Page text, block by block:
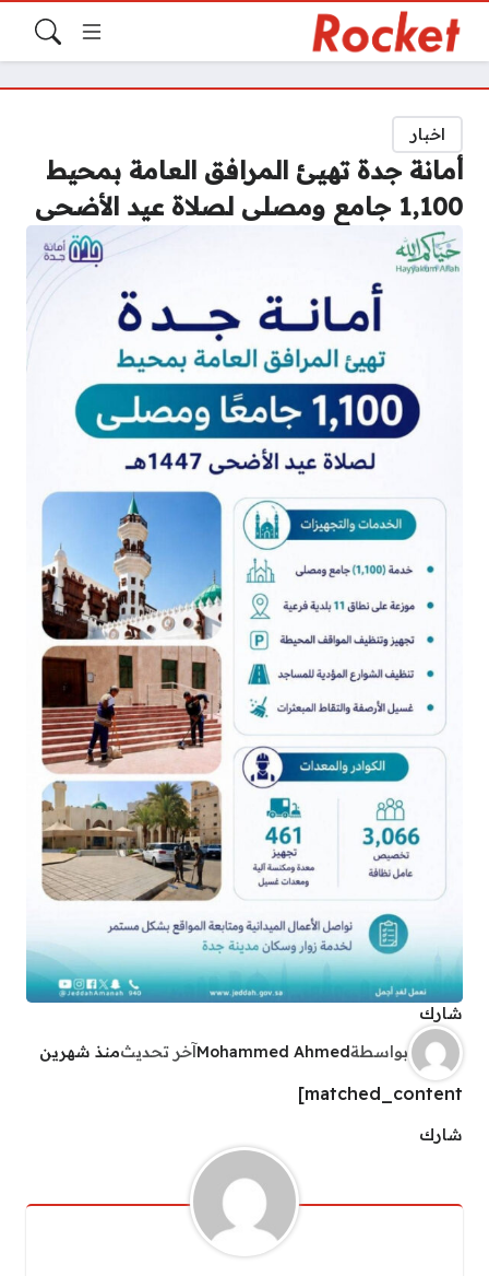
اخبار
أمانة جدة تهيئ المرافق العامة بمحيط
1,100 جامع ومصلى لصلاة عيد الأضحى
شارك
بواسطةMohammed Ahmed آخر تحديثمنذ شهرين
matched_content]
شارك